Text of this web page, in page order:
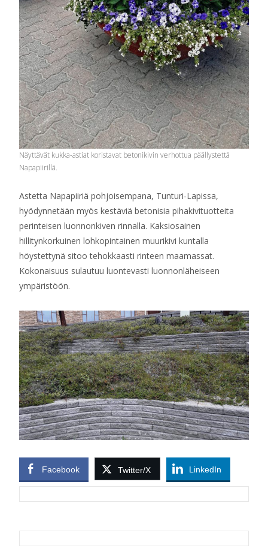
Näyttävät kukka-astiat koristavat betonikivin verhottua päällystettä
Napapiirillä.
Astetta Napapiiriä pohjoisempana, Tunturi-Lapissa,
hyödynnetään myös kestäviä betonisia pihakivituotteita
perinteisen luonnonkiven rinnalla. Kaksiosainen
hillitynkorkuinen lohkopintainen muurikivi kuntalla
höystettynä sitoo tehokkaasti rinteen maamassat.
Kokonaisuus sulautuu luontevasti luonnonläheiseen
ympäristöön.
Facebook Twitter/X LinkedIn